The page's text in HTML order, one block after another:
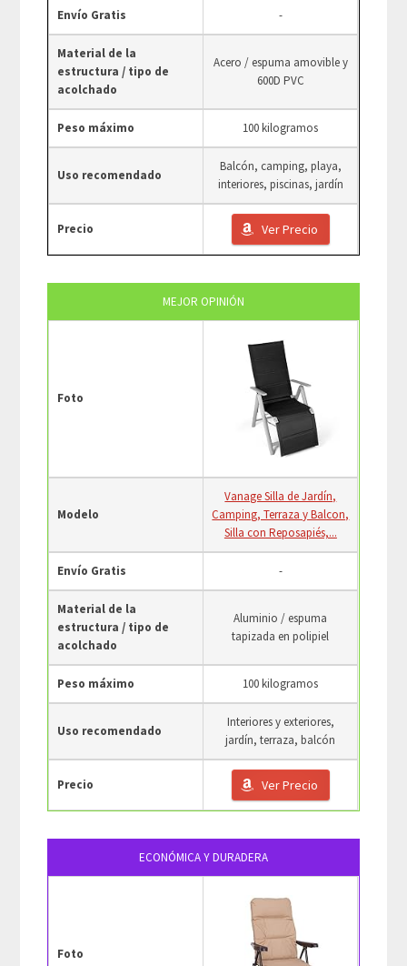
Envío Gratis -
Material de la
estructura / tipo de
acolchado
Acero / espuma amovible y
600D PVC
Peso máximo 100 kilogramos
Uso recomendado
Balcón, camping, playa,
interiores, piscinas, jardín
Precio Ver Precio
MEJOR OPINIÓN
Foto
Modelo
Vanage Silla de Jardín,
Camping, Terraza y Balcon,
Silla con Reposapiés,...
Envío Gratis -
Material de la
estructura / tipo de
acolchado
Aluminio / espuma
tapizada en polipiel
Peso máximo 100 kilogramos
Uso recomendado
Interiores y exteriores,
jardín, terraza, balcón
Precio Ver Precio
ECONÓMICA Y DURADERA
Foto